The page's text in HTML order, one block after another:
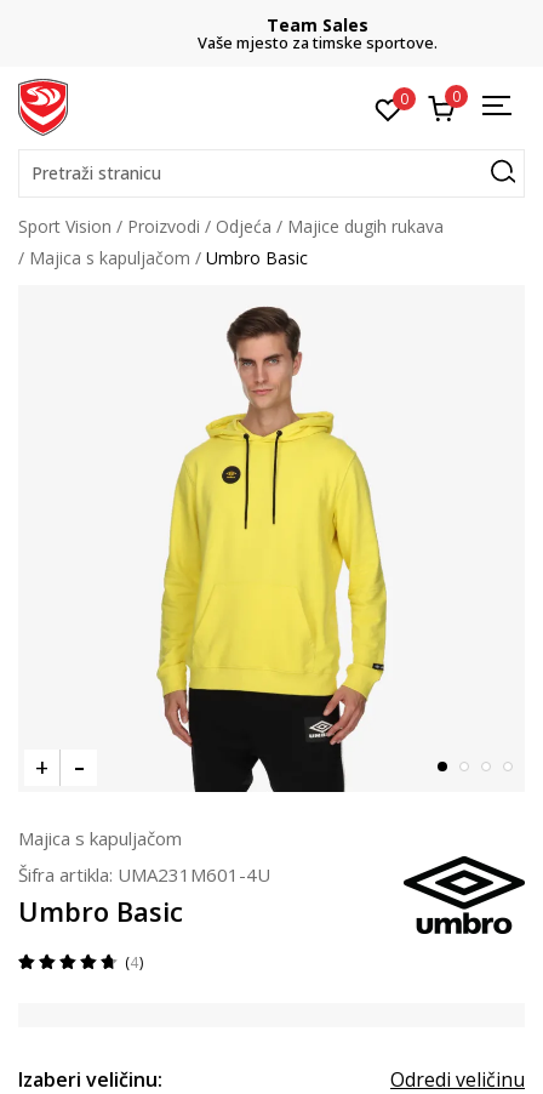
Team Sales
Vaše mjesto za timske sportove.
0 0
Pretraži stranicu
Sport Vision Proizvodi Odjeća
Majice dugih rukava
Majica s kapuljačom
Umbro Basic
Majica s kapuljačom
Šifra artikla: UMA231M601-4U
Umbro Basic
4
Izaberi veličinu: Odredi veličinu